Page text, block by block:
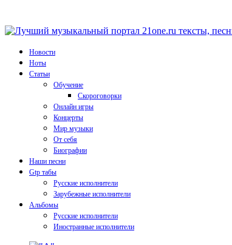
Новости
Ноты
Статьи
Обучение
Скороговорки
Онлайн игры
Концерты
Мир музыки
От себя
Биографии
Наши песни
Gtp табы
Русские исполнители
Зарубежные исполнители
Альбомы
Русские исполнители
Иностранные исполнители